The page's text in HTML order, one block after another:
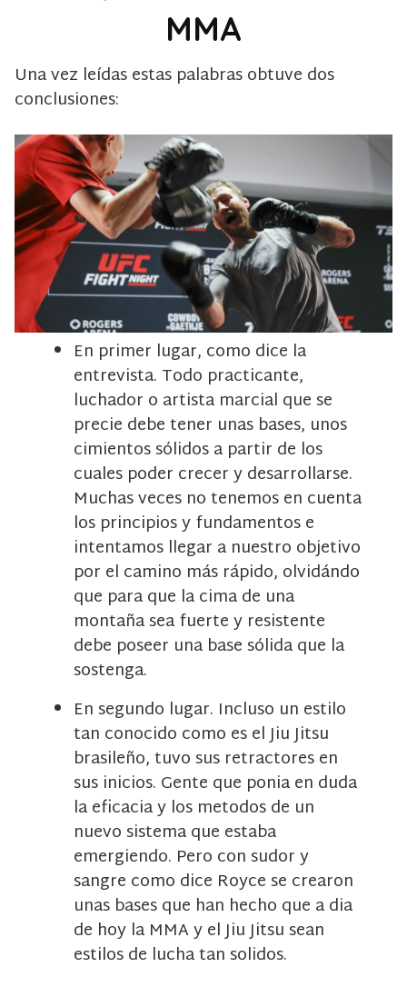
MMA
Una vez leídas estas palabras obtuve dos
conclusiones:
En primer lugar, como dice la
entrevista. Todo practicante,
luchador o artista marcial que se
precie debe tener unas bases, unos
cimientos sólidos a partir de los
cuales poder crecer y desarrollarse.
Muchas veces no tenemos en cuenta
los principios y fundamentos e
intentamos llegar a nuestro objetivo
por el camino más rápido, olvidándo
que para que la cima de una
montaña sea fuerte y resistente
debe poseer una base sólida que la
sostenga.
En segundo lugar. Incluso un estilo
tan conocido como es el Jiu Jitsu
brasileño, tuvo sus retractores en
sus inicios. Gente que ponia en duda
la eficacia y los metodos de un
nuevo sistema que estaba
emergiendo. Pero con sudor y
sangre como dice Royce se crearon
unas bases que han hecho que a dia
de hoy la MMA y el Jiu Jitsu sean
estilos de lucha tan solidos.